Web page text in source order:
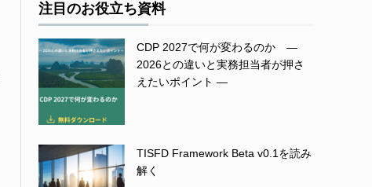
注目のお役立ち資料
CDP 2027で何が変わるのか ―
2026との違いと実務担当者が押さ
えたいポイント ―
TISFD Framework Beta v0.1を読み
解く